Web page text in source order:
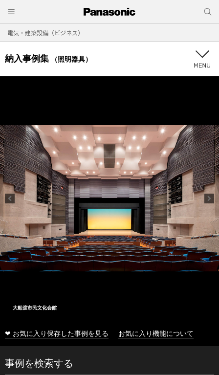
電気・建築設備（ビジネス）
納入事例集 （照明器具）
大船渡市民文化会館
❤ お気に入り保存した事例を見る お気に入り機能について
事例を検索する